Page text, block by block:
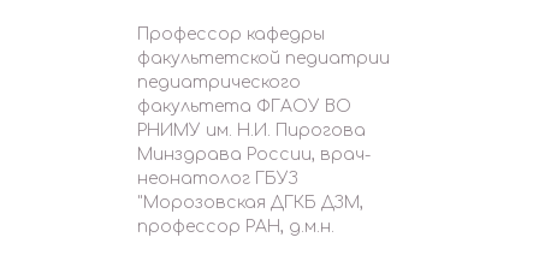
Профессор кафедры
факультетской педиатрии
педиатрического
факультета ФГАОУ ВО
РНИМУ им. Н.И. Пирогова
Минздрава России, врач-
неонатолог ГБУЗ
"Морозовская ДГКБ ДЗМ,
профессор РАН, д.м.н.